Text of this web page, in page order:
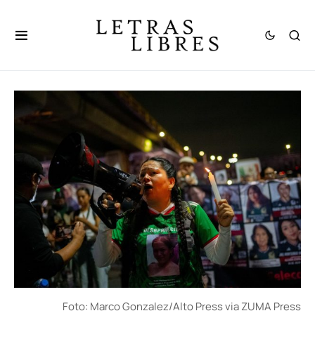
Foto: Marco Gonzalez/Alto Press via ZUMA Press